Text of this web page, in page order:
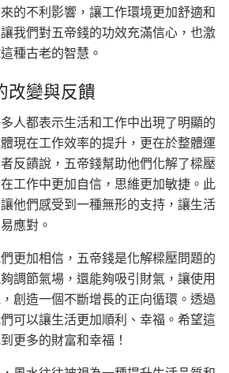
的不利影響，讓工作環境更加舒適和
我們對五帝錢的功效充滿信心，也激
種古老的智慧。
改變與反饋
人都表示生活和工作中出現了明顯的
現在工作效率的提升，更在於整體運
反饋說，五帝錢幫助他們化解了樑壓
工作中更加自信，思維更加敏捷。此
他們感受到一種無形的支持，讓生活
應對。
更加相信，五帝錢是化解樑壓問題的
調節氣場，還能夠吸引財氣，讓使用
創造一個不斷增長的正向循環。透過
可以讓生活更加順利、幸福。希望這
更多的財富和幸福！